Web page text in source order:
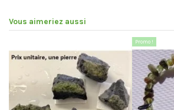
Vous aimeriez aussi
Promo !